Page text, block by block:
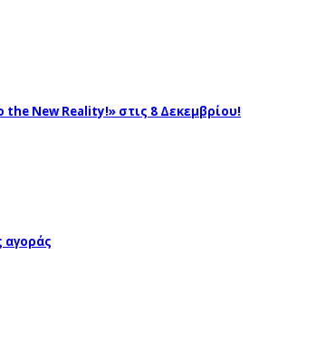
New Reality!» στις 8 Δεκεμβρίου!
αγοράς